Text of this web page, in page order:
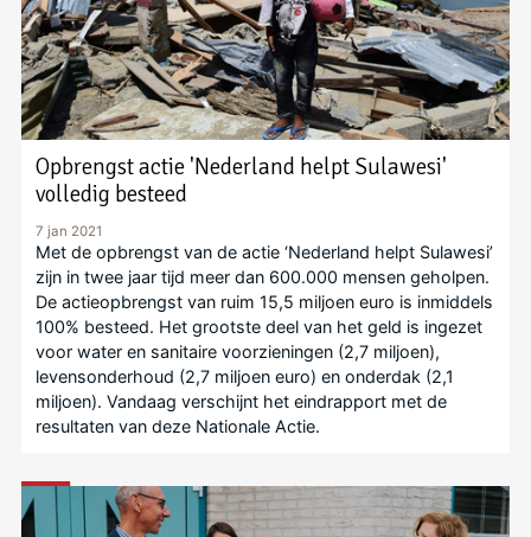
Opbrengst actie 'Nederland helpt Sulawesi'
volledig besteed
7 jan 2021
Met de opbrengst van de actie ‘Nederland helpt Sulawesi’
zijn in twee jaar tijd meer dan 600.000 mensen geholpen.
De actieopbrengst van ruim 15,5 miljoen euro is inmiddels
100% besteed. Het grootste deel van het geld is ingezet
voor water en sanitaire voorzieningen (2,7 miljoen),
levensonderhoud (2,7 miljoen euro) en onderdak (2,1
miljoen). Vandaag verschijnt het eindrapport met de
resultaten van deze Nationale Actie.